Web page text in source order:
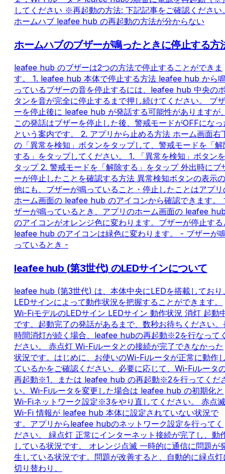
してください ※再起動の方法: 下記記事をご確認ください
ホームハブ leafee hub の再起動の方法が分からない
ホームハブのブザーが鳴ったときに停止する方
leafee hub のブザーは2つの方法で停止することができま
す。 1. leafee hub 本体で停止する方法 leafee hub から
っているブザーの音を停止するには、leafee hub 中央の
タンを音が完全に停止するまで押し続けてください。 ブザ
ーを停止後に leafee hub が発話する可能性がありますが
この発話はブザーを停止した後、警戒モードがOFFになっ
という案内です。 2. アプリから止める方法 ホーム画面右
の「異常を検知」ボタンをタップして、警戒モードを「解
する」をタップしてください。 1. 「異常を検知」ボタンを
タップ 2. 警戒モードを「解除する」をタップ 外出時にブ
ーが停止したことを確認する方法 異常検知ボタンの表示の
他にも、ブザーが鳴っていること・停止したことはアプリ
ホーム画面の leafee hub のアイコンから確認できます。
ザーが鳴っているとき、アプリのホーム画面の leafee
のアイコンがオレンジ色に変わります。ブザーが停止する
leafee hub のアイコンは緑色に変わります。 - ブザーが
っているとき -
leafee hub (第3世代) のLEDサインについて
leafee hub (第3世代) は、本体中央にLEDを搭載しており
LEDサインによって動作状況を把握することができます。
Wi-FiモデルのLEDサイン LEDサイン 動作状況 消灯 起動
です。起動完了の発話があるまで、数秒お待ちください。
時間消灯が続く場合、leafee hubの再起動※2を行なって
ださい。 赤点灯 Wi-Fiルータとの接続が完了できなかった
状況です。はじめに、お使いのWi-Fiルータが正常に動作
ているかをご確認ください。必要に応じて、Wi-Fiルータ
再起動※1、または leafee hub の再起動※2を行ってくだ
い。Wi-Fiルータを変更した場合は leafee hub の初期化と
Wi-Fiネットワーク設定※3をやり直してください。 赤点滅
Wi-Fi 情報が leafee hub 本体に設定されていない状況で
す。アプリからleafee hubのネットワーク設定を行ってく
ださい。 緑点灯 正常にインターネット接続が完了し、動
している状況です。 オレンジ点滅 一時的に通信に問題が
生している状況です。問題が改善すると、自動的に緑点灯
切り替わり、